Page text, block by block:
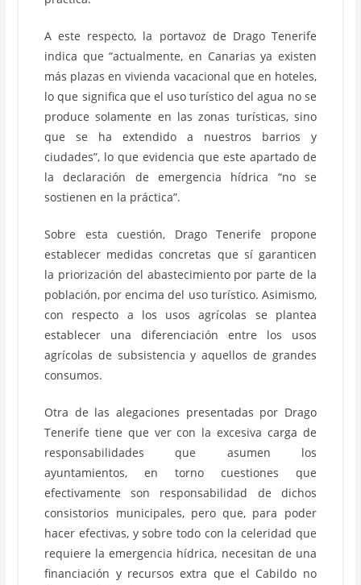
A este respecto, la portavoz de Drago Tenerife
indica que “actualmente, en Canarias ya existen
más plazas en vivienda vacacional que en hoteles,
lo que significa que el uso turístico del agua no se
produce solamente en las zonas turísticas, sino
que se ha extendido a nuestros barrios y
ciudades”, lo que evidencia que este apartado de
la declaración de emergencia hídrica “no se
sostienen en la práctica”.
Sobre esta cuestión, Drago Tenerife propone
establecer medidas concretas que sí garanticen
la priorización del abastecimiento por parte de la
población, por encima del uso turístico. Asimismo,
con respecto a los usos agrícolas se plantea
establecer una diferenciación entre los usos
agrícolas de subsistencia y aquellos de grandes
consumos.
Otra de las alegaciones presentadas por Drago
Tenerife tiene que ver con la excesiva carga de
responsabilidades que asumen los
ayuntamientos, en torno cuestiones que
efectivamente son responsabilidad de dichos
consistorios municipales, pero que, para poder
hacer efectivas, y sobre todo con la celeridad que
requiere la emergencia hídrica, necesitan de una
financiación y recursos extra que el Cabildo no